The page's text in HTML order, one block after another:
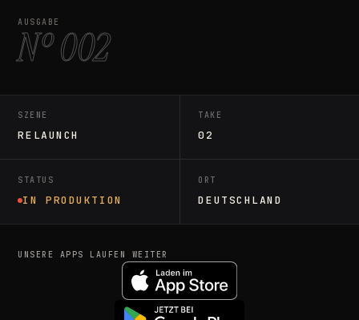
AUSGABE
Nº 002
SZENE
RELAUNCH
TAKE
02
STATUS
IN PRODUKTION
ORT
DEUTSCHLAND
UNSERE APPS LAUFEN WEITER